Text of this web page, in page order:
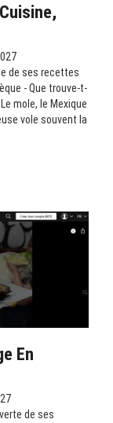
de ses recettes
- Que trouve-t-
mole, le Mexique
vole souvent la
En
de ses